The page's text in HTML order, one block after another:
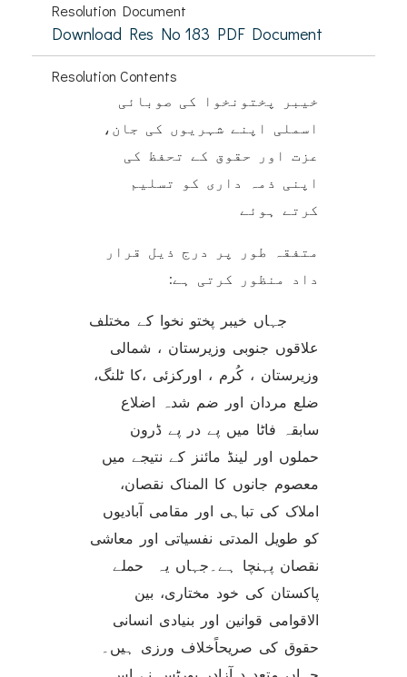
Resolution Document
Download Res No 183 PDF Document
Resolution Contents
خیبر پختونخوا کی صوبائی
اسملی اپنے شہریوں کی جان،
عزت اور حقوق کے تحفظ کی
اپنی ذمہ داری کو تسلیم
کرتے ہوئے
متفقہ طور پر درج ذیل قرار
داد منظور کرتی ہے:
جہاں خیبر پختو نخوا کے مختلف
علاقوں جنوبی وزیرستان ، شمالی
وزیرستان ، کُرم ، اورکزئی ،کا ٹلنگ،
ضلع مردان اور ضم شدہ اضلاع
سابقہ فاٹا میں پے در پے ڈرون
حملوں اور لینڈ مائنز کے نتیجے میں
معصوم جانوں کا المناک نقصان،
املاک کی تباہی اور مقامی آبادیوں
کو طویل المدتی نفسیاتی اور معاشی
نقصان پہنچا ہے۔جہاں یہ حملے
پاکستان کی خود مختاری، بین
الاقوامی قوانین اور بنیادی انسانی
حقوق کی صریحاًخلاف ورزی ہیں۔